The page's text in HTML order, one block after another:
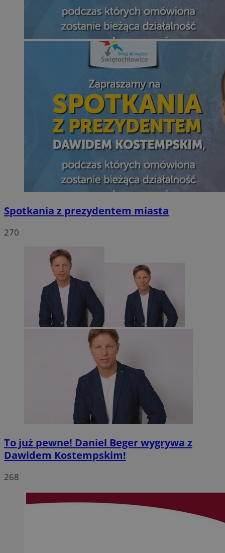
Spotkania z prezydentem miasta
270
To już pewne! Daniel Beger wygrywa z
Dawidem Kostempskim!
268